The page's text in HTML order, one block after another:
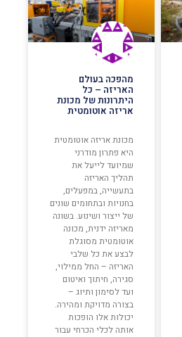
מהפכה בעולם
האריזה – כל
היתרונות של מכונת
אריזה אוטומטית
מכונת אריזה אוטומטית
היא פתרון מודרני
שמיועד לייעל את
תהליך האריזה
בתעשייה, במפעלים,
בחנויות ובתחומים שונים
של ייצור ושינוע. בשונה
מאריזה ידנית, מכונה
אוטומטית מסוגלת
לבצע את כל שלבי
האריזה – החל ממילוי,
סגירה, חיתוך ואיטום
ועד לסימון ותיוג –
בצורה מדויקת ומהירה.
יכולות אלו הופכות
אותה לכלי הכרחי עבור